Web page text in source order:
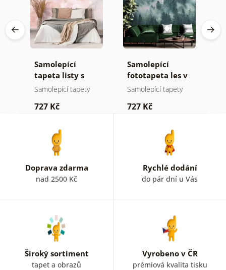
Samolepící
tapeta listy s
pastelovým
Samolepící tapety
727 Kč
Samolepící
fototapeta les v
mlze
Samolepící tapety
727 Kč
Doprava zdarma
nad 2500 Kč
Rychlé dodání
do pár dní u Vás
Široký sortiment
tapet a obrazů
Vyrobeno v ČR
prémiová kvalita tisku